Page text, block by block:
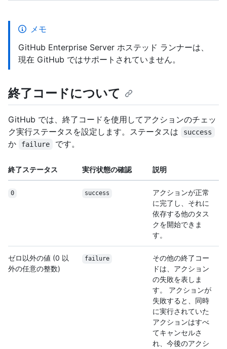
メモ
GitHub Enterprise Server ホステッド ランナーは、
現在 GitHub ではサポートされていません。
終了コードについて
GitHub では、終了コードを使用してアクションのチェッ
ク実行ステータスを設定します。ステータスは
success
か failure です。
終了ステータス 実行状態の確認 説明
0 success
アクションが正常
に完了し、それに
依存する他のタス
クを開始できま
す。
ゼロ以外の値 (0 以
外の任意の整数)
failure
その他の終了コー
ドは、アクション
の失敗を表しま
す。 アクションが
失敗すると、同時
に実行されていた
アクションはすべ
てキャンセルさ
れ、今後のアクシ